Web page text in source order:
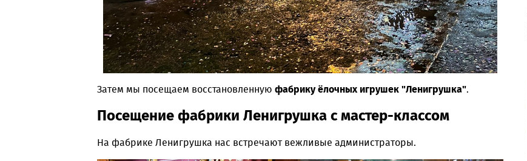
Затем мы посещаем восстановленную фабрику ёлочных игрушек "Ленигрушка".
Посещение фабрики Ленигрушка с мастер-классом
На фабрике Ленигрушка нас встречают вежливые администраторы.